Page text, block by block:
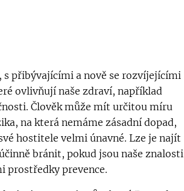
s přibývajícími a nově se rozvíjejícími
ovlivňují naše zdraví, například
Člověk může mít určitou míru
na která nemáme zásadní dopad,
hostitele velmi únavné. Lze je najít
bránit, pokud jsou naše znalosti
prostředky prevence.